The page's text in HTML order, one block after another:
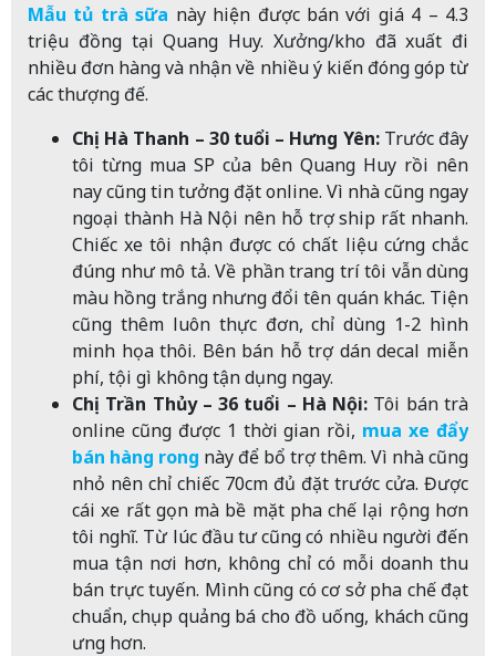
Mẫu tủ trà sữa này hiện được bán với giá 4 – 4.3
triệu đồng tại Quang Huy. Xưởng/kho đã xuất đi
nhiều đơn hàng và nhận về nhiều ý kiến đóng góp từ
các thượng đế.
Chị Hà Thanh – 30 tuổi – Hưng Yên:Trước đây
tôi từng mua SP của bên Quang Huy rồi nên
nay cũng tin tưởng đặt online. Vì nhà cũng ngay
ngoại thành Hà Nội nên hỗ trợ ship rất nhanh.
Chiếc xe tôi nhận được có chất liệu cứng chắc
đúng như mô tả. Về phần trang trí tôi vẫn dùng
màu hồng trắng nhưng đổi tên quán khác. Tiện
cũng thêm luôn thực đơn, chỉ dùng 1-2 hình
minh họa thôi. Bên bán hỗ trợ dán decal miễn
phí, tội gì không tận dụng ngay.
Chị Trần Thủy – 36 tuổi – Hà Nội: Tôi bán trà
online cũng được 1 thời gian rồi, mua xe đẩy
bán hàng rong này để bổ trợ thêm. Vì nhà cũng
nhỏ nên chỉ chiếc 70cm đủ đặt trước cửa. Được
cái xe rất gọn mà bề mặt pha chế lại rộng hơn
tôi nghĩ. Từ lúc đầu tư cũng có nhiều người đến
mua tận nơi hơn, không chỉ có mỗi doanh thu
bán trực tuyến. Mình cũng có cơ sở pha chế đạt
chuẩn, chụp quảng bá cho đồ uống, khách cũng
ưng hơn.